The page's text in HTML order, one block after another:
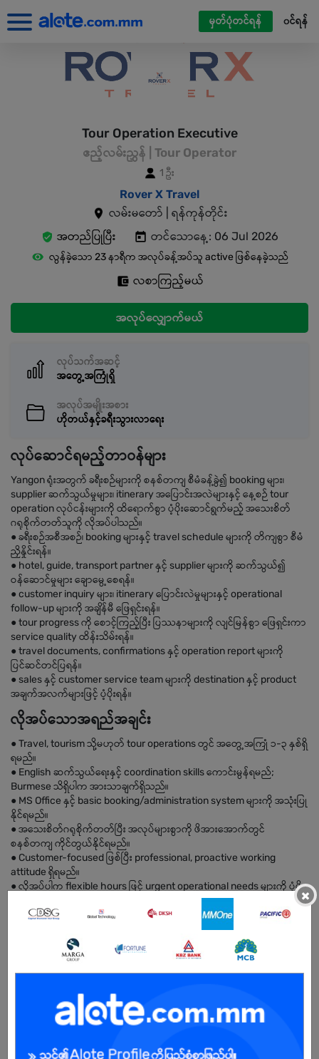
မှတ်ပုံတင်ရန် ၀င်ရန်
Tour Operation Executive
ဧည့်လမ်းညွှန် | Tour Operator
1 ဦး
Rover X Travel
လမ်းမတော် | ရန်ကုန်တိုင်း
အတည်ပြုပြီး
တင်သောနေ့: 06 Jul 2026
လွန်ခဲ့သော 23 နာရီက အလုပ်ခန့်အပ်သူ active ဖြစ်နေခဲ့သည်
လစာကြည့်မယ်
အလုပ်လျှောက်မယ်
လုပ်သက်အဆင့်
အတွေ့အကြုံရှိ
အလုပ်အမျိုးအစား
ဟိုတယ်နှင့်ခရီးသွားလာရေး
လုပ်ဆောင်ရမည့်တာဝန်များ
Yangon ရုံးအတွက် ခရီးစဉ်များကို စနစ်တကျ စီမံခန့်ခွဲ၍ booking များ၊
supplier ဆက်သွယ်မှုများ၊ itinerary အပြောင်းအလဲများနှင့် နေ့စဉ် tour
operation လုပ်ငန်းများကို ထိရောက်စွာ ပံ့ပိုးဆောင်ရွက်မည့် အသေးစိတ်
ဂရုစိုက်တတ်သူကို လိုအပ်ပါသည်။
● ခရီးစဉ်အစီအစဉ်၊ booking များနှင့် travel schedule များကို တိကျစွာ စီမံ
ညှိနှိုင်းရန်။
● hotel, guide, transport partner နှင့် supplier များကို ဆက်သွယ်၍
ဝန်ဆောင်မှုများ ချောမွေ့စေရန်။
● customer inquiry များ၊ itinerary ပြောင်းလဲမှုများနှင့် operational
follow-up များကို အချိန်မီ ဖြေရှင်းရန်။
● tour progress ကို စောင့်ကြည့်ပြီး ပြဿနာများကို လျင်မြန်စွာ ဖြေရှင်းကာ
service quality ထိန်းသိမ်းရန်။
● travel documents, confirmations နှင့် operation report များကို
ပြင်ဆင်တင်ပြရန်။
● sales နှင့် customer service team များကို destination နှင့် product
အချက်အလက်များဖြင့် ပံ့ပိုးရန်။
လိုအပ်သောအရည်အချင်း
● Travel, tourism သို့မဟုတ် tour operations တွင် အတွေ့အကြုံ ၁-၃ နှစ်ရှိ
ရမည်။
● English ဆက်သွယ်ရေးနှင့် coordination skills ကောင်းမွန်ရမည်;
Burmese သိရှိပါက အားသာချက်ရှိသည်။
● MS Office နှင့် basic booking/administration system များကို အသုံးပြု
နိုင်ရမည်။
● အသေးစိတ်ဂရုစိုက်တတ်ပြီး အလုပ်များစွာကို ဖိအားအောက်တွင်
စနစ်တကျ ကိုင်တွယ်နိုင်ရမည်။
● Customer-focused ဖြစ်ပြီး professional, proactive working
attitude ရှိရမည်။
● လိုအပ်ပါက flexible hours ဖြင့် urgent operational needs များကို ပံ့ပိုး
အကျိုးအမြတ်
.
×